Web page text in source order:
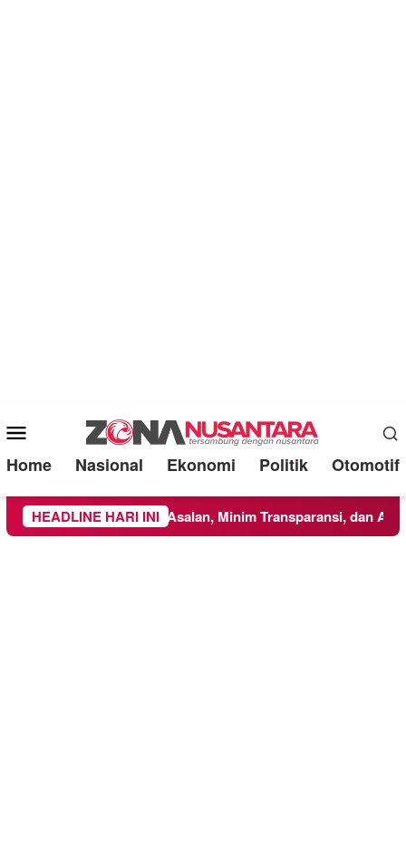
Mobile
Menu
Home Nasional Ekonomi Politik Otomotif
HEADLINE HARI INI
Asal-Asalan, Minim Transparansi, dan Abaikan K3